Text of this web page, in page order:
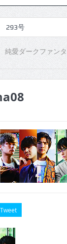
293号
292号
291号
289号
287号
286号
285号
愛ダークファン
Tweet